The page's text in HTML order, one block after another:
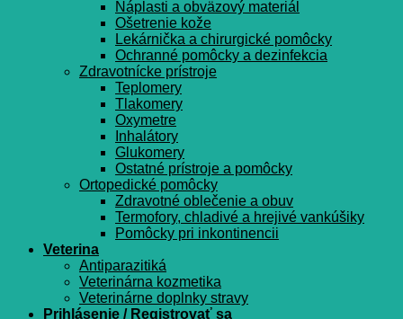
Náplasti a obväzový materiál
Ošetrenie kože
Lekárnička a chirurgické pomôcky
Ochranné pomôcky a dezinfekcia
Zdravotnícke prístroje
Teplomery
Tlakomery
Oxymetre
Inhalátory
Glukomery
Ostatné prístroje a pomôcky
Ortopedické pomôcky
Zdravotné oblečenie a obuv
Termofory, chladivé a hrejivé vankúšiky
Pomôcky pri inkontinencii
Veterina
Antiparazitiká
Veterinárna kozmetika
Veterinárne doplnky stravy
Prihlásenie / Registrovať sa